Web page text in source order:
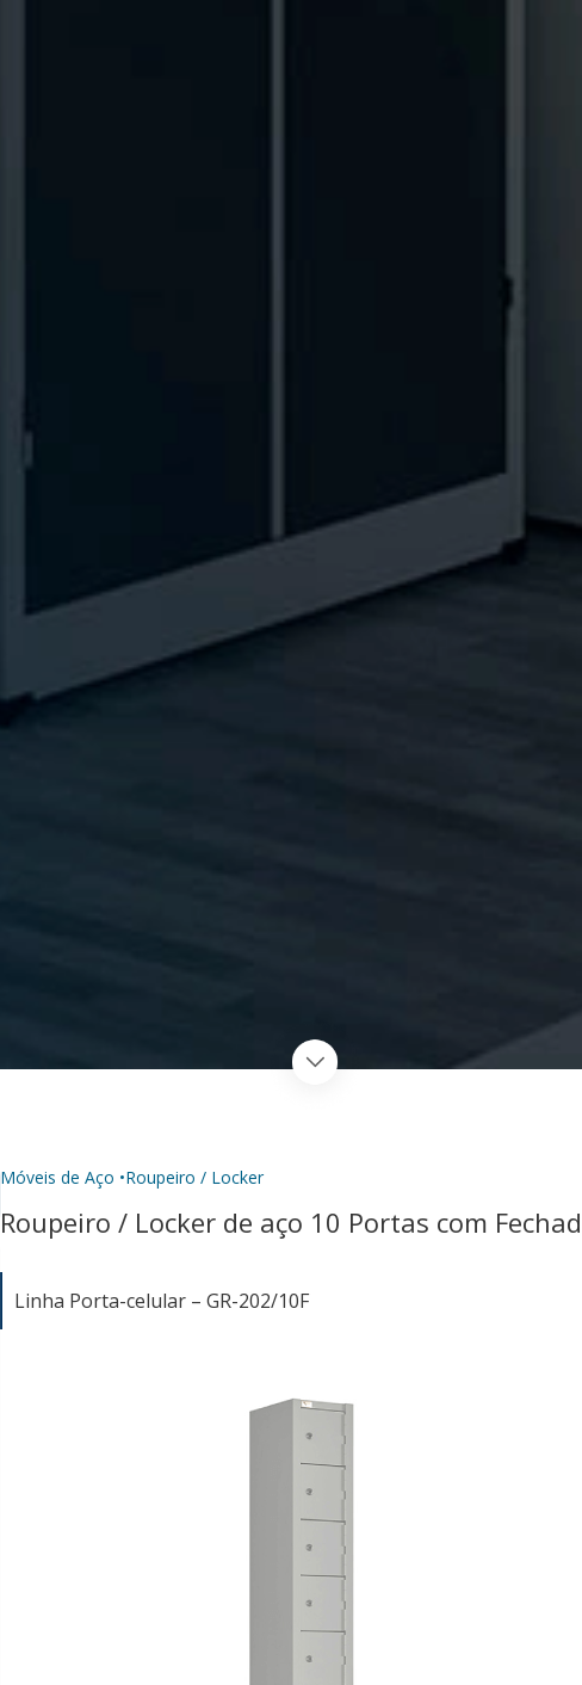
Móveis de Aço •Roupeiro / Locker
Roupeiro / Locker de aço 10 Portas com
Linha Porta-celular – GR-202/10F